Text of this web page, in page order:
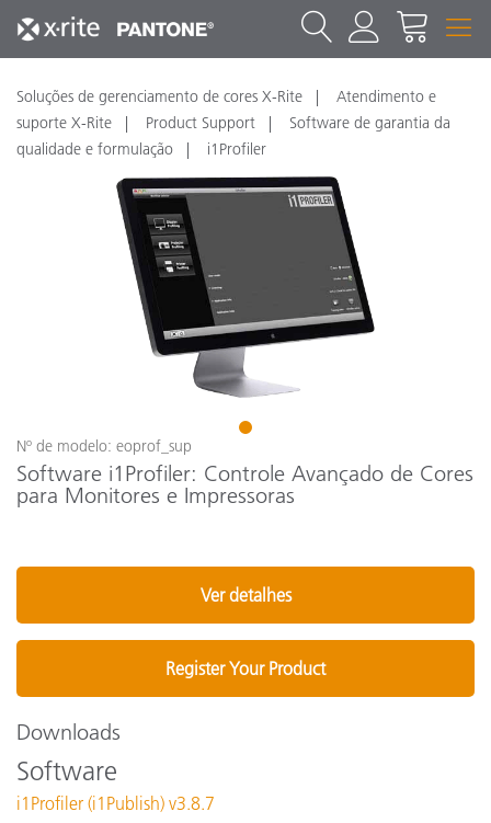
Soluções de gerenciamento de cores X-Rite
Atendimento e
suporte X-Rite
Product Support
Software de garantia da
qualidade e formulação
i1Profiler
1
Nº de modelo: eoprof_sup
Software i1Profiler: Controle Avançado de Cores
para Monitores e Impressoras
Ver detalhes
Register Your Product
Downloads
Software
i1Profiler (i1Publish) v3.8.7